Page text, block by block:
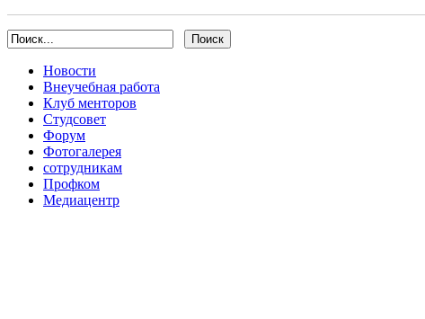
Новости
Внеучебная работа
Клуб менторов
Студсовет
Форум
Фотогалерея
сотрудникам
Профком
Медиацентр